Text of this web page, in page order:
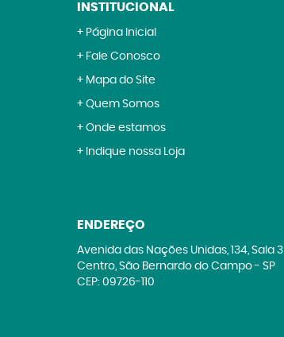
INSTITUCIONAL
Página Inicial
Fale Conosco
Mapa do Site
Quem Somos
Onde estamos
Indique nossa Loja
ENDEREÇO
Avenida das Nações Unidas, 134, Sala 3
Centro, São Bernardo do Campo- SP
CEP: 09726-110